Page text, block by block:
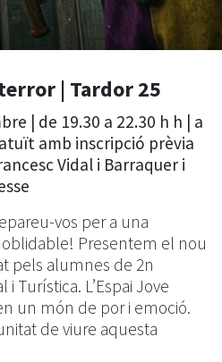
| Tardor 25
| de 19.30 a 22.30 h h | a
amb inscripció prèvia
Vidal i Barraquer i
vos per a una
Presentem el nou
pels alumnes de 2n
Turística. L’Espai Jove
un món de por i emoció.
de viure aquesta